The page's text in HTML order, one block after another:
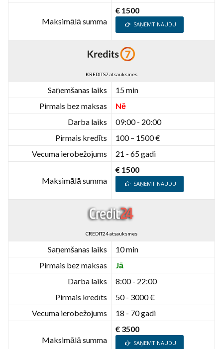
Maksimālā summa
€ 1500
SAŅEMT NAUDU
KREDITS7 atsauksmes
Saņemšanas laiks
15 min
Pirmais bez maksas
Nē
Darba laiks
09:00 - 20:00
Pirmais kredīts
100 – 1500 €
Vecuma ierobežojums
21 - 65 gadi
Maksimālā summa
€ 1500
SAŅEMT NAUDU
CREDIT24 atsauksmes
Saņemšanas laiks
10 min
Pirmais bez maksas
Jā
Darba laiks
8:00 - 22:00
Pirmais kredīts
50 - 3000 €
Vecuma ierobežojums
18 - 70 gadi
Maksimālā summa
€ 3500
SAŅEMT NAUDU